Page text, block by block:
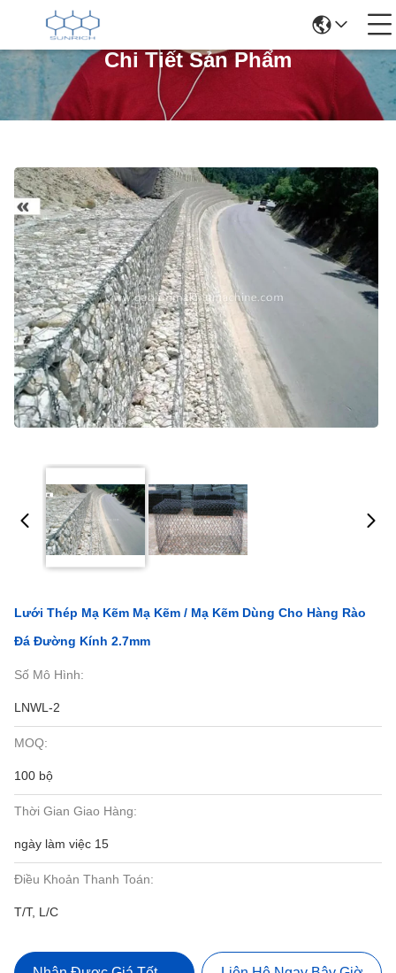
Chi Tiết Sản Phẩm
Lưới Thép Mạ Kẽm Mạ Kẽm / Mạ Kẽm Dùng Cho Hàng Rào
Đá Đường Kính 2.7mm
Số Mô Hình:
LNWL-2
MOQ:
100 bộ
Thời Gian Giao Hàng:
ngày làm việc 15
Điều Khoản Thanh Toán:
T/T, L/C